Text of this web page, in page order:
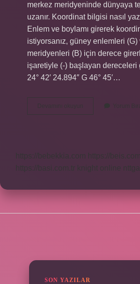
merkez meridyeninde dünyaya
uzanır. Koordinat bilgisi nasıl
Enlem ve boylamı girerek
istiyorsanız, güney enlemleri (G)
meridyenleri (B) için derece
işaretiyle (-) başlayan dereceleri
24° 42′ 24.894″ G 46° 45′…
Devamını okuyun
Koordinat
Yorum
https://bebekkia.com
https://
https://basi.com.tr
knight online
SON YAZILAR